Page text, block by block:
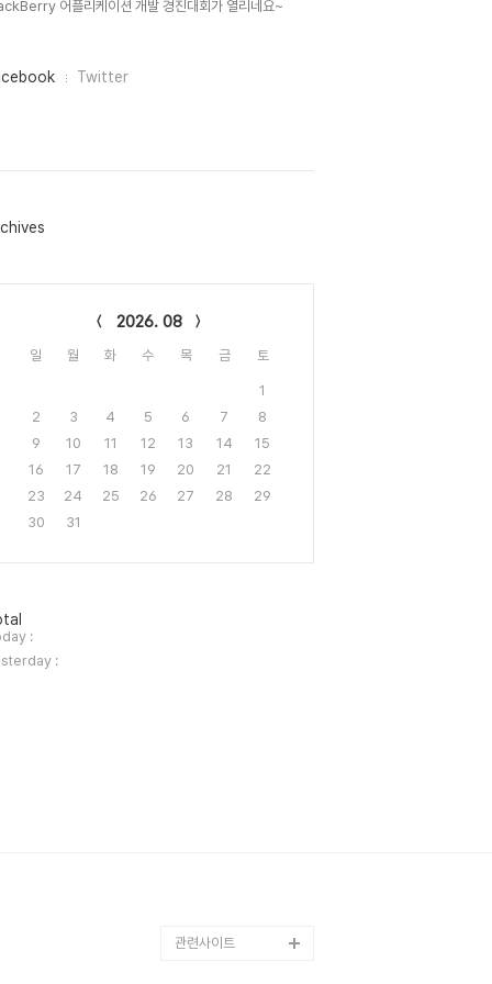
어플리케이션 개발 경진대회가 열리네요~
Twitter
2026. 08
일 월 화 수 목 금 토
1
2
3 4 5 6 7
8
9
10 11 12 13 14
15
16
17 18 19 20 21
22
23
24 25 26 27 28
29
30
31
:
:
관련사이트